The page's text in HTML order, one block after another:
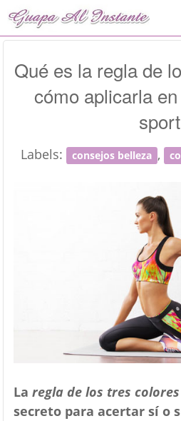
Qué es la regla de
cómo aplicarla
sport
Labels: consejos belleza ,
La regla de los tres colores
secreto para acertar sí o